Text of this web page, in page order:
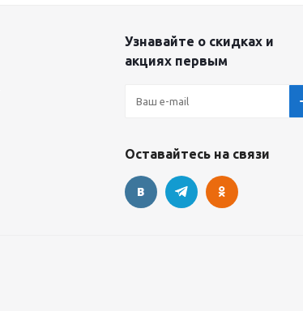
Узнавайте о скидках и
акциях первым
Оставайтесь на связи